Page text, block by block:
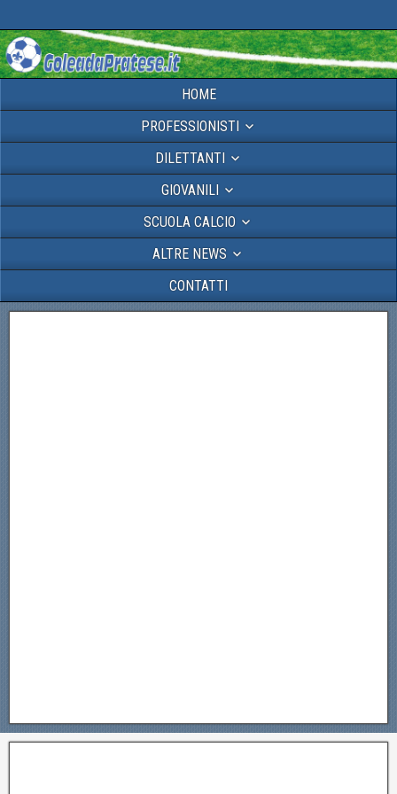
HOME
PROFESSIONISTI
DILETTANTI
GIOVANILI
SCUOLA CALCIO
ALTRE NEWS
CONTATTI